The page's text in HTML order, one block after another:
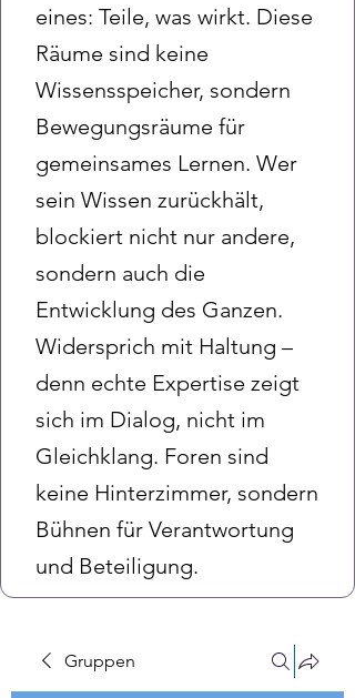
eines: Teile, was wirkt. Diese
Räume sind keine
Wissensspeicher, sondern
Bewegungsräume für
gemeinsames Lernen. Wer
sein Wissen zurückhält,
blockiert nicht nur andere,
sondern auch die
Entwicklung des Ganzen.
Widersprich mit Haltung –
denn echte Expertise zeigt
sich im Dialog, nicht im
Gleichklang. Foren sind
keine Hinterzimmer, sondern
Bühnen für Verantwortung
und Beteiligung.
Gruppen